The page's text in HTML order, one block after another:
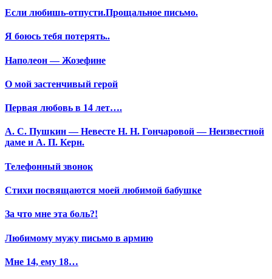
Если любишь-отпусти.Прощальное письмо.
Я боюсь тебя потерять..
Наполеон — Жозефине
О мой застенчивый герой
Первая любовь в 14 лет….
А. С. Пушкин — Невесте Н. Н. Гончаровой — Неизвестной
даме и А. П. Керн.
Телефонный звонок
Стихи посвящаются моей любимой бабушке
За что мне эта боль?!
Любимому мужу письмо в армию
Мне 14, ему 18…